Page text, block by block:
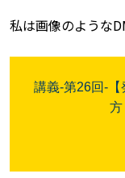
私は画像のような
講義-第26回-【
方